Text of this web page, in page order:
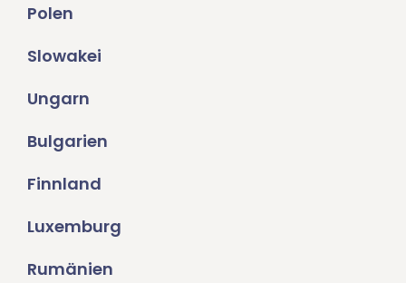
Polen
Slowakei
Ungarn
Bulgarien
Finnland
Luxemburg
Rumänien